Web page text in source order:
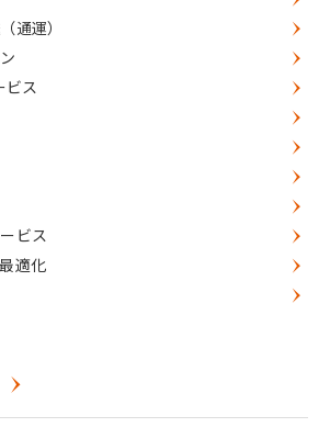
通運）
ビス
ビス
適化